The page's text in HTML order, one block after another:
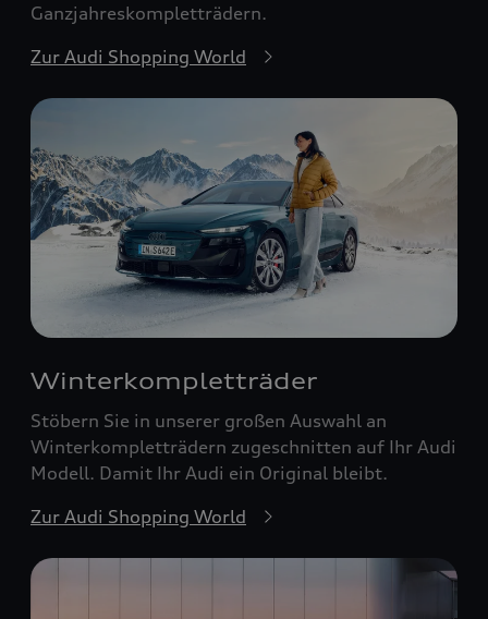
Ganzjahreskompletträdern.
Zur Audi Shopping World
Winterkompletträder
Stöbern Sie in unserer großen Auswahl an
Winterkompletträdern zugeschnitten auf Ihr Audi
Modell. Damit Ihr Audi ein Original bleibt.
Zur Audi Shopping World